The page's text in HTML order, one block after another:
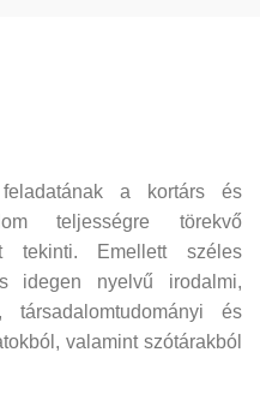
a kortárs és
teljességre törekvő
tekinti. Emellett széles
idegen nyelvű irodalmi,
társadalomtudományi és
valamint szótárakból